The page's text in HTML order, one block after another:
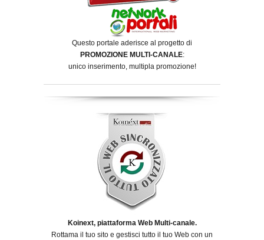
Questo portale aderisce al progetto di
PROMOZIONE MULTI-CANALE:
unico inserimento, multipla promozione!
Koinext, piattaforma Web Multi-canale.
Rottama il tuo sito e gestisci tutto il tuo Web con un